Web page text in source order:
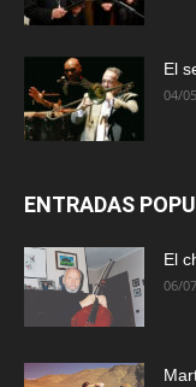
El
04/
ENTRADAS
El
06/